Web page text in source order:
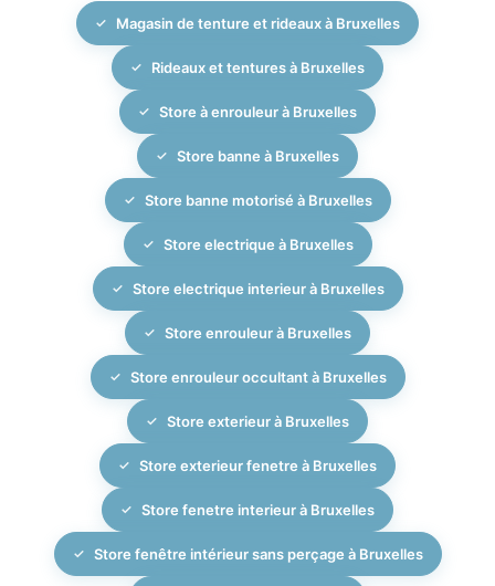
apporté aux finitions et aux réglages.
doublés occultants, les stores bateaux, les stores
plissés, les stores vénitiens ou encore les stores
extérieurs pour limiter la chaleur avant qu’elle ne
pénètre à l’intérieur.
En fonction de la pièce, de l’exposition et de l’effet
esthétique recherché, nous vous conseillons la
combinaison la plus pertinente entre stores intérieurs,
rideaux, voilages et protections extérieures afin d’allier
confort, performance thermique et élégance.
Magasin de tenture et rideaux à Bruxelles
Rideaux et tentures à Bruxelles
Store à enrouleur à Bruxelles
Store banne à Bruxelles
Store banne motorisé à Bruxelles
Store electrique à Bruxelles
Store electrique interieur à Bruxelles
Store enrouleur à Bruxelles
Store enrouleur occultant à Bruxelles
Store exterieur à Bruxelles
Store exterieur fenetre à Bruxelles
Store fenetre interieur à Bruxelles
Store fenêtre intérieur sans perçage à Bruxelles